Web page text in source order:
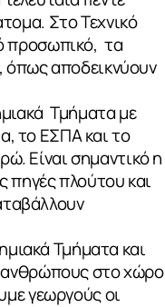
Στο Τεχνικό
προσωπικό, τα
όπως αποδεικνύουν
Τμήματα με
το ΕΣΠΑ και το
Είναι σημαντικό η
πηγές πλούτου και
Τμήματα και
ανθρώπους στο χώρο
γεωργούς οι